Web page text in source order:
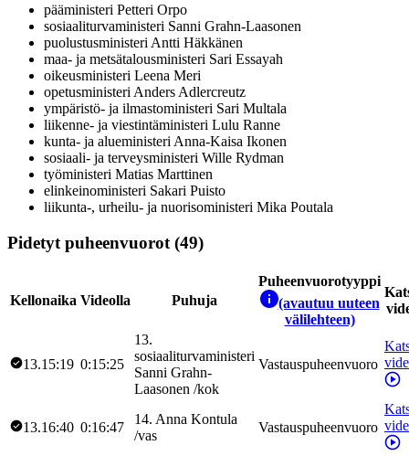
pääministeri Petteri Orpo
sosiaaliturvaministeri Sanni Grahn-Laasonen
puolustusministeri Antti Häkkänen
maa- ja metsätalousministeri Sari Essayah
oikeusministeri Leena Meri
opetusministeri Anders Adlercreutz
ympäristö- ja ilmastoministeri Sari Multala
liikenne- ja viestintäministeri Lulu Ranne
kunta- ja alueministeri Anna-Kaisa Ikonen
sosiaali- ja terveysministeri Wille Rydman
työministeri Matias Marttinen
elinkeinoministeri Sakari Puisto
liikunta-, urheilu- ja nuorisoministeri Mika Poutala
Pidetyt puheenvuorot (49)
Kellonaika Videolla Puhuja
Puheenvuorotyyppi
(avautuu uuteen
välilehteen)
13.15:19 0:15:25
13.
sosiaaliturvaministeri
Sanni Grahn-
Laasonen /kok
Vastauspuheenvuoro
13.16:40 0:16:47
14. Anna Kontula
/vas
Vastauspuheenvuoro